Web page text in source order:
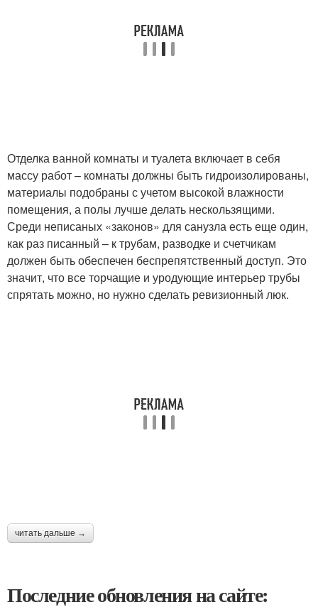
Отделка ванной комнаты и туалета включает в себя
массу работ – комнаты должны быть гидроизолированы,
материалы подобраны с учетом высокой влажности
помещения, а полы лучше делать нескользящими.
Среди неписаных «законов» для санузла есть еще один,
как раз писанный – к трубам, разводке и счетчикам
должен быть обеспечен беспрепятственный доступ. Это
значит, что все торчащие и уродующие интерьер трубы
спрятать можно, но нужно сделать ревизионный люк.
читать дальше →
Последние обновления на сайте: